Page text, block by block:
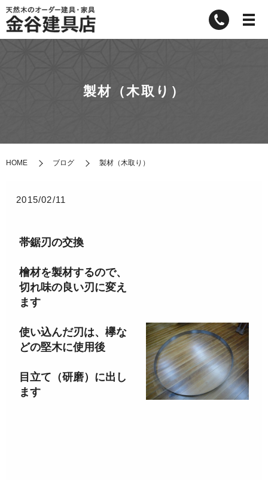
製材（木取り）
HOME ブログ 製材（木取り）
2015/02/11
帯鋸刃の交換
檜材を製材するので、
切れ味の良い刃に変え
ます
使い込んだ刃は、欅な
どの堅木に使用後
目立て（研磨）に出し
ます